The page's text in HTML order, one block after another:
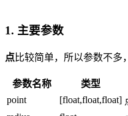
1. 主要参数
点比较简单，所以参数不多
参数名称 类型
point
[float,float,float]